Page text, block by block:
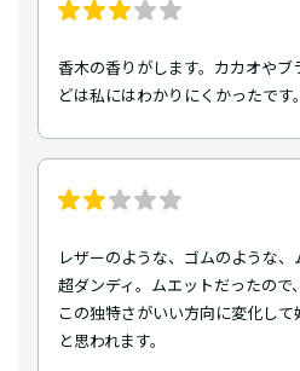
香木の香りがします。カカオや
どは私にはわかりにくかったです
レザーのような、ゴムのような、
超ダンディ。ムエットだったので
この独特さがいい方向に変化し
と思われます。